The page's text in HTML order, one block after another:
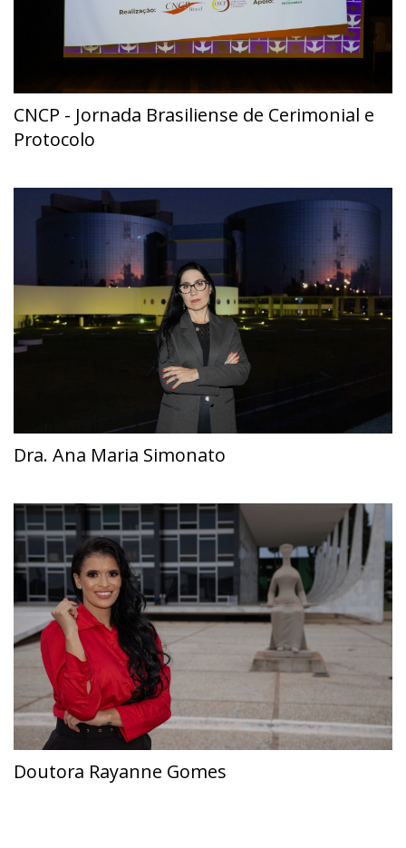
CNCP - Jornada Brasiliense de Cerimonial e
Protocolo
Dra. Ana Maria Simonato
Doutora Rayanne Gomes